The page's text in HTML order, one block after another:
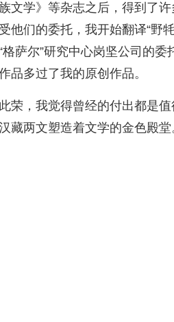
文学》等杂志之后，得到了
他们的委托，我开始翻译“野
格萨尔”研究中心岗坚公司的
品多过了我的原创作品。
荣，我觉得曾经的付出都是
藏两文塑造着文学的金色殿堂